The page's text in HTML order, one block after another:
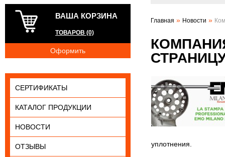
ВАША КОРЗИНА
ТОВАРОВ (0)
Оформить
СЕРТИФИКАТЫ
КАТАЛОГ ПРОДУКЦИИ
НОВОСТИ
ОТЗЫВЫ
Главная » Новости »
уплотнения.